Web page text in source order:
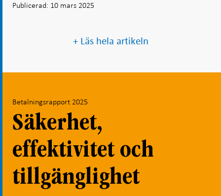
Publicerad: 10 mars 2025
+ Läs hela artikeln
Betalningsrapport 2025
Säkerhet,
effektivitet och
tillgänglighet